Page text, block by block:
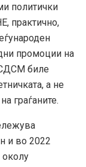
политички
практично,
промоции на
СДСМ биле
а не
граѓаните.
и во 2022
околу